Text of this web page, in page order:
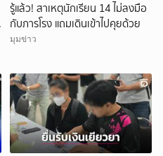
รู้แล้ว! สาเหตุนักเรียน 14 ไม่ลงมือ
กับภารโรง แถมเดินเข้าไปคุยด้วย
มุมข่าว